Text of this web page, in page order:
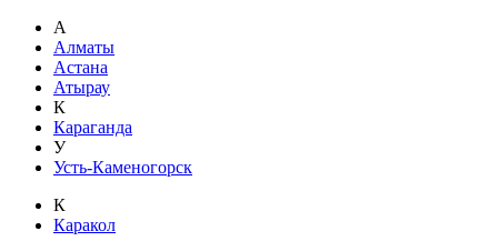
А
Алматы
Астана
Атырау
К
Караганда
У
Усть-Каменогорск
К
Каракол